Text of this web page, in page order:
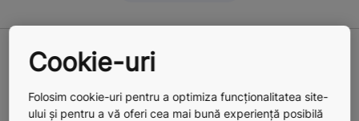
Subiecte corelate
Cookie-uri
Folosim cookie-uri pentru a optimiza funcționalitatea site-
ului și pentru a vă oferi cea mai bună experiență posibilă